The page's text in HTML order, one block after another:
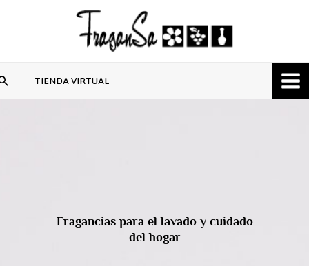
TIENDA VIRTUAL
Fragancias para el lavado y cuidado
del hogar